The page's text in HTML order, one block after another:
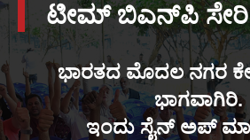
ಟೀಮ್ ಬಿಎನ್‌ಪಿ
ಭಾರತದ ಮೊದಲ ನಗರ
ಭಾಗವಾಗಿರಿ.
ಇಂದು ಸೈನ್ ಅಪ್